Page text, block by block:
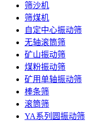
筛沙机
筛煤机
自定中心振动筛
无轴滚筒筛
矿山振动筛
煤粉振动筛
矿用单轴振动筛
棒条筛
滚筒筛
YA系列圆振动筛